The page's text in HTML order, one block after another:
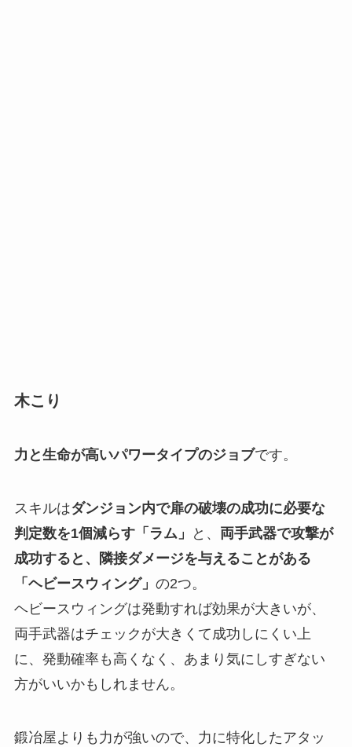
木こり
力と生命が高いパワータイプのジョブです。
スキルはダンジョン内で扉の破壊の成功に必要な
判定数を1個減らす「ラム」
と、 両手武器で攻撃が
成功すると、隣接ダメージを与えることがある
「ヘビースウィング」 の2つ。
ヘビースウィングは発動すれば効果が大きいが、
両手武器はチェックが大きくて成功しにくい上
に、発動確率も高くなく、あまり気にしすぎない
方がいいかもしれません。
鍛冶屋よりも力が強いので、 力に特化したアタッ